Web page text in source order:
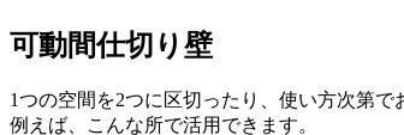
可動間仕切り壁
1つの空間を2つに区切ったり、使い方次第
例えば、こんな所で活用できます。